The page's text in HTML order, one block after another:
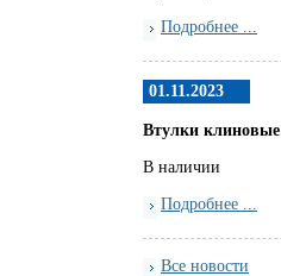
Подробнее ...
01.11.2023
Втулки клиновые
В наличии
Подробнее ...
Все новости